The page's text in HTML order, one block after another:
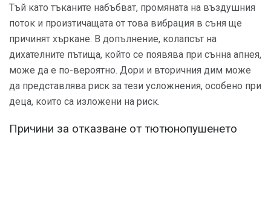
Тъй като тъканите набъбват, промяната на въздушния
поток и произтичащата от това вибрация в съня ще
причинят хъркане. В допълнение, колапсът на
дихателните пътища, който се появява при сънна апнея,
може да е по-вероятно. Дори и вторичния дим може
да представлява риск за тези усложнения, особено при
деца, които са изложени на риск.
Причини за отказване от тютюнопушенето